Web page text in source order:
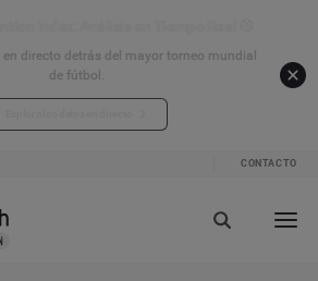
en directo detrás del mayor torneo mundial
de fútbol.
CONTACTO